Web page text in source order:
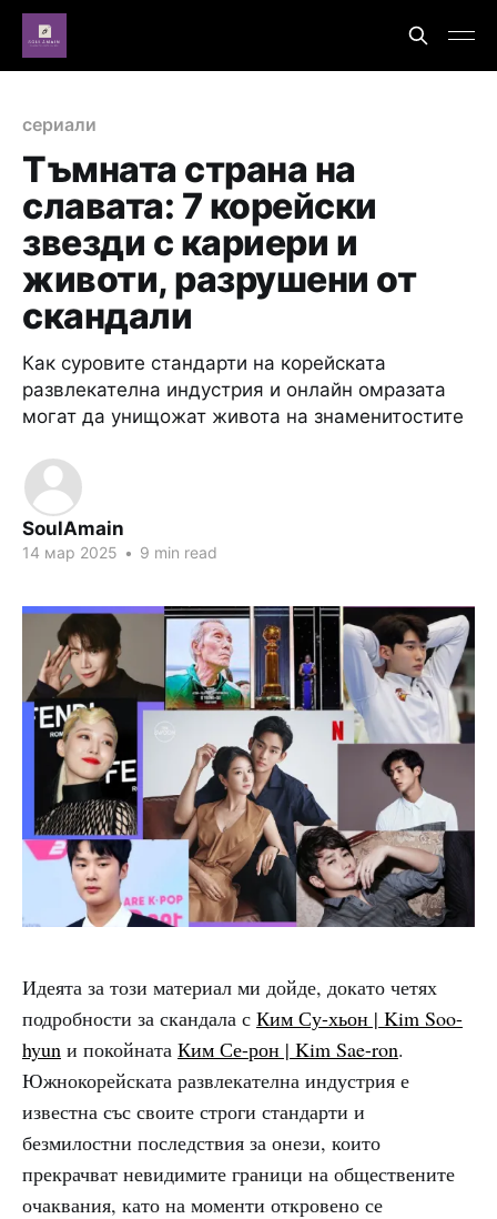
сериали
Тъмната страна на
славата: 7 корейски
звезди с кариери и
животи, разрушени от
скандали
Как суровите стандарти на корейската
развлекателна индустрия и онлайн омразата
могат да унищожат живота на знаменитостите
SoulAmain
14 мар 2025 • 9 min read
Идеята за този материал ми дойде, докато четях
подробности за скандала с Ким Су-хьон | Kim Soo-
hyun и покойната Ким Се-рон | Kim Sae-ron.
Южнокорейската развлекателна индустрия е
известна със своите строги стандарти и
безмилостни последствия за онези, които
прекрачват невидимите граници на обществените
очаквания, като на моменти откровено се